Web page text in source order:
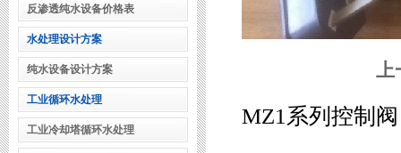
反渗透纯水设备价格表
水处理设计方案
纯水设备设计方案
工业循环水处理
工业冷却塔循环水处理
上
MZ1系列控制阀